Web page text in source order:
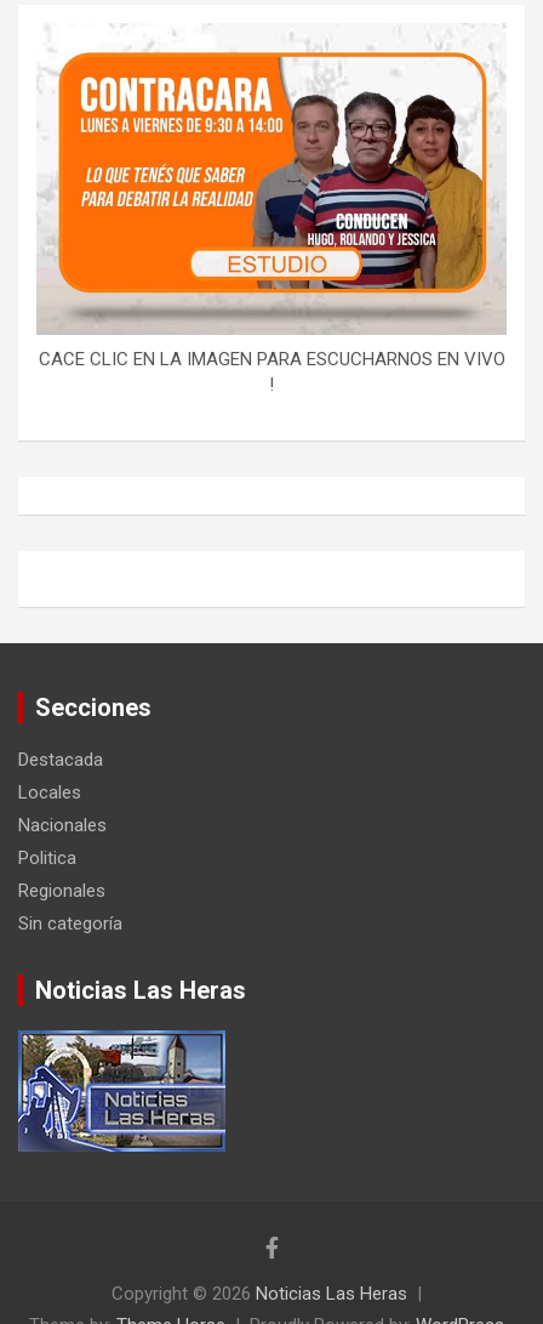
CACE CLIC EN LA IMAGEN PARA ESCUCHARNOS EN VIVO
!
Secciones
Destacada
Locales
Nacionales
Politica
Regionales
Sin categoría
Noticias Las Heras
Copyright © 2026 Noticias Las Heras